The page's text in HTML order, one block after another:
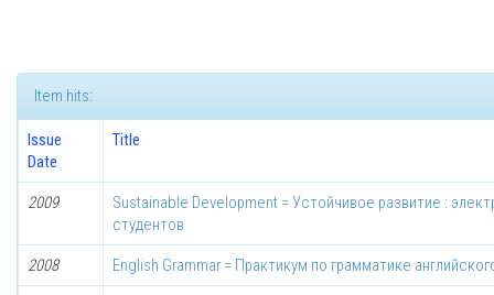
Item hits:
Issue
Date
Title
2009
Sustainable Development = Устойчивое развитие :
студентов
2008 English Grammar = Практикум по грамматике